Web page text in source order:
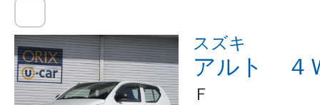
スズキ
アルト ４
Ｆ